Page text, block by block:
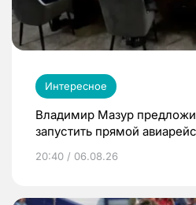
Интересное
Владимир Мазур
запустить прямой
20:40 / 06.08.26